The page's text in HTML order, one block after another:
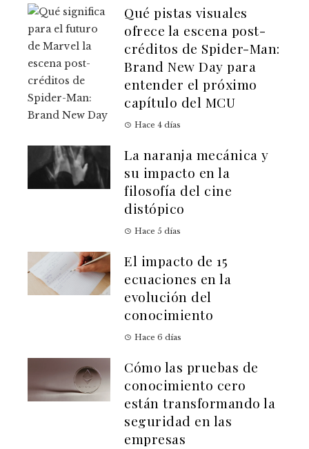
Qué pistas visuales
ofrece la escena post-
créditos de Spider-Man:
Brand New Day para
entender el próximo
capítulo del MCU
Hace 4 días
La naranja mecánica y
su impacto en la
filosofía del cine
distópico
Hace 5 días
El impacto de 15
ecuaciones en la
evolución del
conocimiento
Hace 6 días
Cómo las pruebas de
conocimiento cero
están transformando la
seguridad en las
empresas